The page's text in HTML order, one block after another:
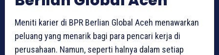
Meniti karier di BPR Berlian Global Aceh menawarkan
peluang yang menarik bagi para pencari kerja di
perusahaan. Namun, seperti halnya dalam setiap